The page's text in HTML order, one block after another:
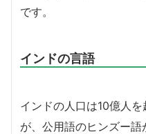
です。
インドの言語
インドの人口は10億人
が、公用語のヒンズー